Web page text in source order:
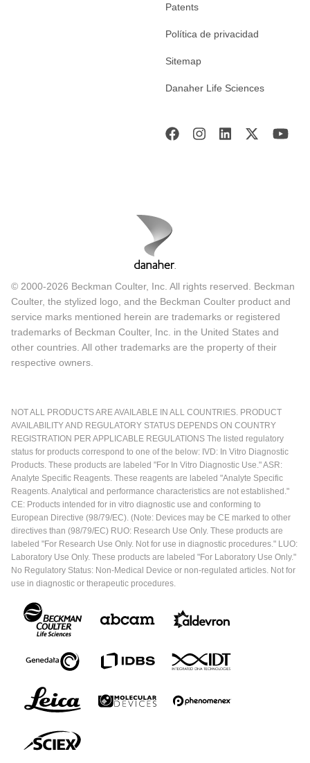
Patents
Política de privacidad
Sitemap
Danaher Life Sciences
© 2000-2026 Beckman Coulter, Inc. All rights reserved. Beckman
Coulter, the stylized logo, and the Beckman Coulter product and
service marks mentioned herein are trademarks or registered
trademarks of Beckman Coulter, Inc. in the United States and
other countries. All other trademarks are the property of their
respective owners.
NOT ALL PRODUCTS ARE AVAILABLE IN ALL COUNTRIES. PRODUCT
AVAILABILITY AND REGULATORY STATUS DEPENDS ON COUNTRY
REGISTRATION PER APPLICABLE REGULATIONS The listed regulatory
status for products correspond to one of the below: IVD: In Vitro Diagnostic
Products. These products are labeled "For In Vitro Diagnostic Use." ASR:
Analyte Specific Reagents. These reagents are labeled "Analyte Specific
Reagents. Analytical and performance characteristics are not established."
CE: Products intended for in vitro diagnostic use and conforming to
European Directive (98/79/EC). (Note: Devices may be CE marked to other
directives than (98/79/EC) RUO: Research Use Only. These products are
labeled "For Research Use Only. Not for use in diagnostic procedures." LUO:
Laboratory Use Only. These products are labeled "For Laboratory Use Only."
No Regulatory Status: Non-Medical Device or non-regulated articles. Not for
use in diagnostic or therapeutic procedures.